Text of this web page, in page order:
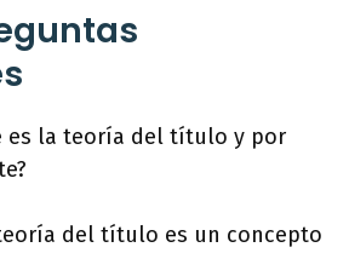
es la teoría del título y por
del título es un concepto